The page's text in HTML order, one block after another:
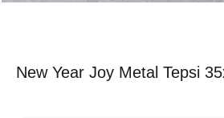
New Year Joy Metal Tepsi